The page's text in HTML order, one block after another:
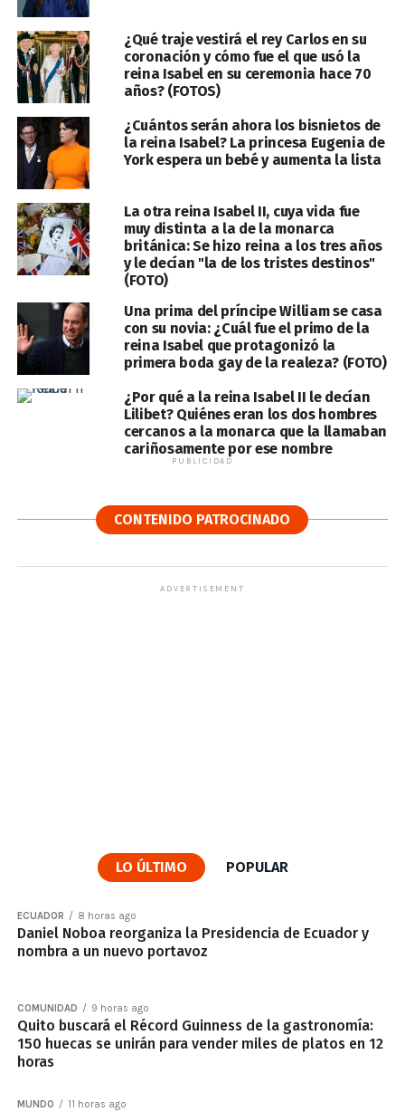
¿Qué traje vestirá el rey Carlos en su
coronación y cómo fue el que usó la
reina Isabel en su ceremonia hace 70
años? (FOTOS)
¿Cuántos serán ahora los bisnietos de
la reina Isabel? La princesa Eugenia de
York espera un bebé y aumenta la lista
La otra reina Isabel II, cuya vida fue
muy distinta a la de la monarca
británica: Se hizo reina a los tres años
y le decían "la de los tristes destinos"
(FOTO)
Una prima del príncipe William se casa
con su novia: ¿Cuál fue el primo de la
reina Isabel que protagonizó la
primera boda gay de la realeza? (FOTO)
¿Por qué a la reina Isabel II le decían
Lilibet? Quiénes eran los dos hombres
cercanos a la monarca que la llamaban
cariñosamente por ese nombre
PUBLICIDAD
CONTENIDO PATROCINADO
ADVERTISEMENT
LO ÚLTIMO POPULAR
ECUADOR 8 horas ago
Daniel Noboa reorganiza la Presidencia de Ecuador y
nombra a un nuevo portavoz
COMUNIDAD 9 horas ago
Quito buscará el Récord Guinness de la gastronomía:
150 huecas se unirán para vender miles de platos en 12
horas
MUNDO 11 horas ago